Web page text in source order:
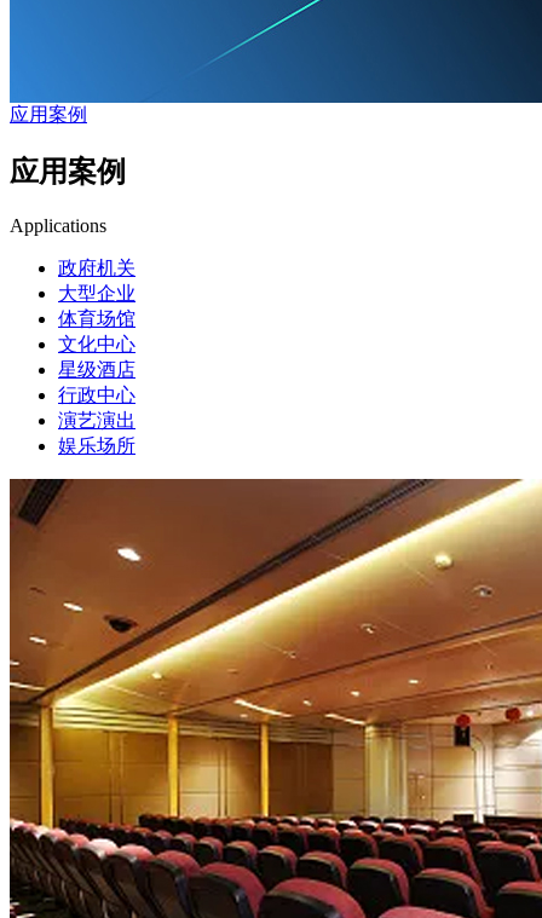
应用案例
应用案例
Applications
政府机关
大型企业
体育场馆
文化中心
星级酒店
行政中心
演艺演出
娱乐场所